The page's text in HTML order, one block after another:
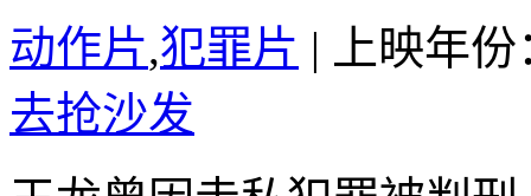
动作片,犯罪片 |
上映年
去抢沙发